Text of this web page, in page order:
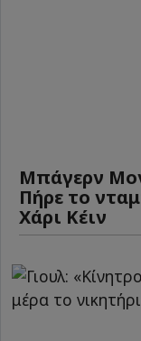
Μπάγερν
Πήρε το
Χάρι Κέιν